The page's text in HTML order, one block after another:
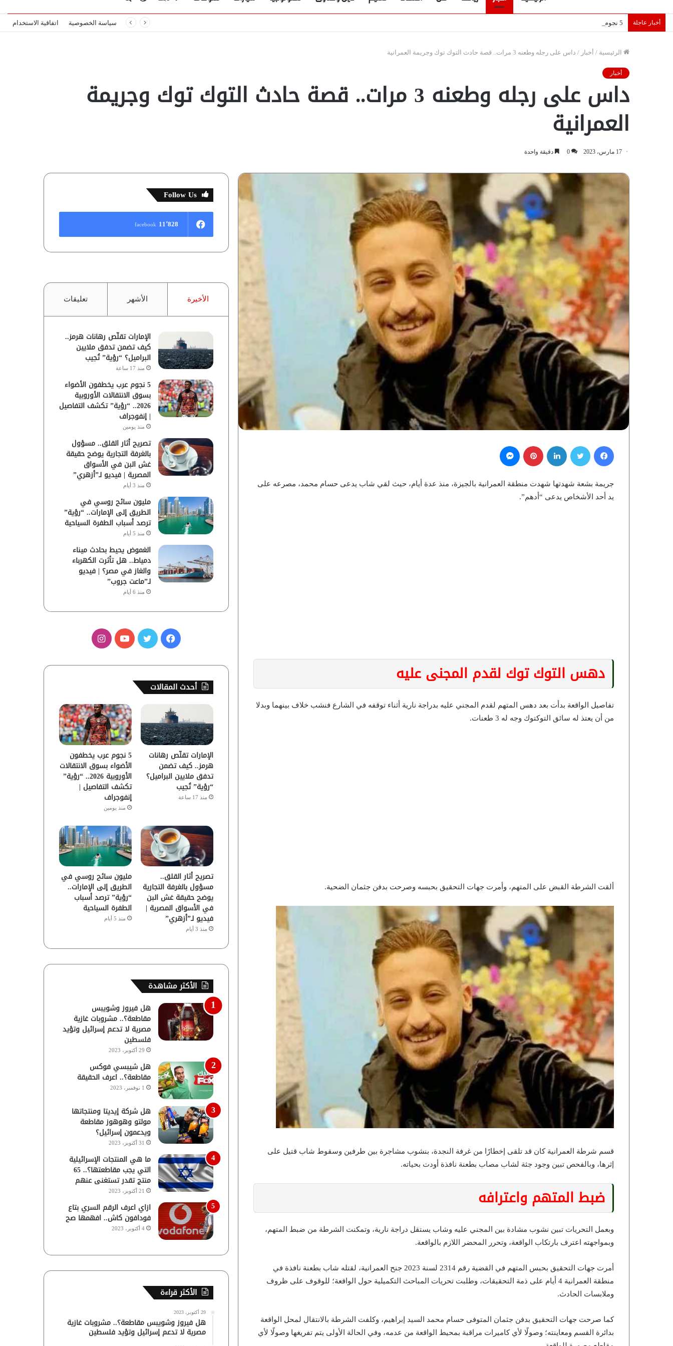
عنالمظلم
أخبار عاجلة 5 نجوم عرب يخطفون الأضواء بسوق الانتقالات الأوروبية 2026.. “رؤية” تكشف التفاصيل | إنفوجراف سياسة الخصوصية اتفاقية الاستخدام
الرئيسية / أخبار / داس على رجله وطعنه 3 مرات.. قصة حادث التوك توك وجريمة العمرانية
أخبار
داس على رجله وطعنه 3 مرات.. قصة حادث التوك توك وجريمة
العمرانية
17 مارس، 2023 0 دقيقة واحدة
جريمة بشعة شهدتها شهدت منطقة العمرانية بالجيزة، منذ عدة أيام، حيث لقي شاب يدعى حسام محمد، مصرعه على
يد أحد الأشخاص يدعى “أدهم”.
دهس التوك توك لقدم المجنى عليه
تفاصيل الواقعة بدأت بعد دهس المتهم لقدم المجني عليه بدراجة نارية أثناء توقفه في الشارع فنشب خلاف بينهما وبدلا
من أن يعتذ له سائق التوكتوك وجه له 3 طعنات.
ألقت الشرطة القبض على المتهم، وأمرت جهات التحقيق بحبسه وصرحت بدفن جثمان الضحية.
قسم شرطة العمرانية كان قد تلقى إخطارًا من غرفة النجدة، بنشوب مشاجرة بين طرفين وسقوط شاب قتيل على
إثرها، وبالفحص تبين وجود جثة لشاب مصاب بطعنة نافذة أودت بحياته.
ضبط المتهم واعترافه
وبعمل التحريات تبين نشوب مشادة بين المجني عليه وشاب يستقل دراجة نارية، وتمكنت الشرطة من ضبط المتهم،
وبمواجهته اعترف بارتكاب الواقعة، وتحرر المحضر اللازم بالواقعة.
أمرت جهات التحقيق بحبس المتهم في القضية رقم 2314 لسنة 2023 جنح العمرانية، لقتله شاب بطعنة نافذة في
منطقة العمرانية 4 أيام على ذمة التحقيقات، وطلبت تحريات المباحث التكميلية حول الواقعة؛ للوقوف على ظروف
وملابسات الحادث.
كما صرحت جهات التحقيق بدفن جثمان المتوفى حسام محمد السيد إبراهيم، وكلفت الشرطة بالانتقال لمحل الواقعة
بدائرة القسم ومعاينته؛ وصولًا لأي كاميرات مراقبة بمحيط الواقعة من عدمه، وفي الحالة الأولى يتم تفريغها وصولًا لأي
نماذج أوبن إيه آي تخترق منصة هاجين
فيس.. خبير يكشف التفاصيل لـ”أزهري” |
“رؤية”: مونديال 2026 يسدل الستار على
حقبة تاريخية.. 10 نجوم ينهون مسيرتهم
الدولية | إنفوجراف
Follow Us
11٬828 facebook
الأخيرة الأشهر تعليقات
الإمارات تقلّص رهانات هرمز..
كيف تضمن تدفق ملايين
البراميل؟ “رؤية” تُجيب
منذ 17 ساعة
5 نجوم عرب يخطفون الأضواء
بسوق الانتقالات الأوروبية
2026.. “رؤية” تكشف التفاصيل
| إنفوجراف
منذ يومين
تصريح أثار القلق.. مسؤول
بالغرفة التجارية يوضح حقيقة
غش البن في الأسواق
المصرية | فيديو لـ”أزهري”
منذ 3 أيام
مليون سائح روسي في
الطريق إلى الإمارات.. “رؤية”
ترصد أسباب الطفرة السياحية
منذ 5 أيام
الغموض يحيط بحادث ميناء
دمياط.. هل تأثرت الكهرباء
والغاز في مصر؟ | فيديو
لـ”ماعت جروب”
منذ 6 أيام
ف
س
و
ك
ي
و
ب
ا
ق
ر
ا
م
أحدث المقالات
الإمارات تقلّص رهانات
هرمز.. كيف تضمن
تدفق ملايين البراميل؟
“رؤية” تُجيب
منذ 17 ساعة
5 نجوم عرب يخطفون
الأضواء بسوق الانتقالات
الأوروبية 2026.. “رؤية”
تكشف التفاصيل |
إنفوجراف
منذ يومين
تصريح أثار القلق..
مسؤول بالغرفة التجارية
يوضح حقيقة غش البن
في الأسواق المصرية |
فيديو لـ”أزهري”
منذ 3 أيام
مليون سائح روسي في
الطريق إلى الإمارات..
“رؤية” ترصد أسباب
الطفرة السياحية
منذ 5 أيام
الأكثر مشاهدة
هل فيروز وشويبس
مقاطعة؟.. مشروبات غازية
مصرية لا تدعم إسرائيل وتؤيد
فلسطين
29 أكتوبر، 2023
هل شيبسي فوكس
مقاطعة؟.. اعرف الحقيقة
1 نوفمبر، 2023
هل شركة إيديتا ومنتجاتها
مولتو وهوهوز مقاطعة
ويدعمون إسرائيل؟
31 أكتوبر، 2023
ما هي المنتجات الإسرائيلية
التي يجب مقاطعتها؟.. 65
منتج تقدر تستغنى عنهم
21 أكتوبر، 2023
ازاي اعرف الرقم السري بتاع
فودافون كاش.. افهمها صح
4 أكتوبر، 2023
الأكثر قراءة
29 أكتوبر، 2023
هل فيروز وشويبس مقاطعة؟.. مشروبات غازية
مصرية لا تدعم إسرائيل وتؤيد فلسطين